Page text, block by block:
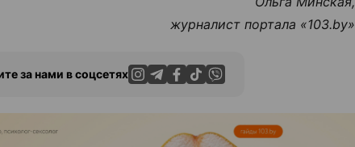
журналист портала «103.by»
за нами в соцсетях